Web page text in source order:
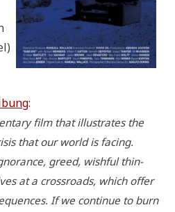
:
film that illu­stra­tes the
that our world is facing.
greed, wishful thin­
at a cross­roads, which offer
If we con­ti­n­ue to burn